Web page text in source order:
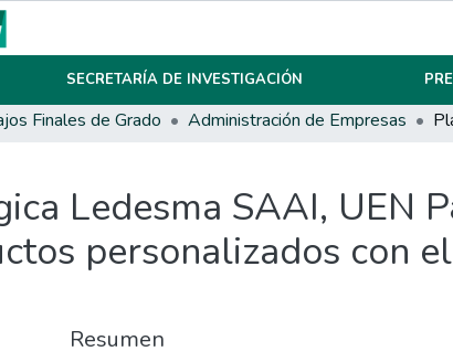
SECRETARÍA DE INVESTIGACIÓN
Finales de Grado Administración de Empresas
Ledesma SAAI, UEN
personalizados con
Resumen